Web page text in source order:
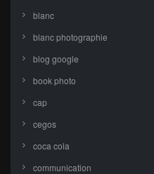
blanc
blanc photographie
blog google
book photo
cap
cegos
coca cola
communication